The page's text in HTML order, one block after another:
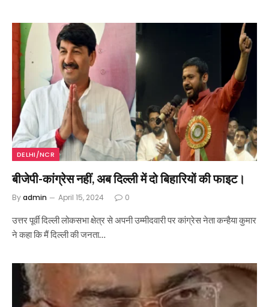
DELHI/NCR
बीजेपी-कांग्रेस नहीं, अब दिल्ली में दो बिहारियों की फाइट।
Byadmin April 15, 2024 0
उत्तर पूर्वी दिल्ली लोकसभा क्षेत्र से अपनी उम्मीदवारी पर कांग्रेस नेता कन्हैया कुमार
ने कहा कि मैं दिल्ली की जनता…